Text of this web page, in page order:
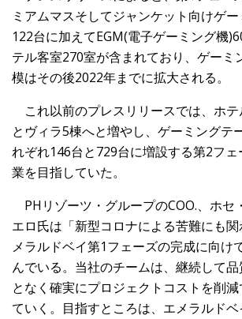
ミアムマスそしてジャンケット向けゲ
122台に加えてEGM(電子ゲーミング機
テル客室270室が含まれており、ゲーミ
模はその後2022年までに拡大される。
これ以前のプレスリリースでは、ホ
とヴィラ5棟へと増やし、ゲーミングテ
れぞれ146台と729台に増設する第2フ
業を目指していた。
PHリゾーツ・グループのCOO.、ホセ
エロ氏は「新型コロナによる苦難にも
メラルドベイ第1フェーズの完成に向け
んでいる。当社のチームは、継続して
となく確実にプロジェクトコストを削
ていく。目指すところは、エメラルド